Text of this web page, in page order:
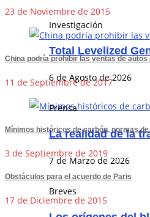
Investigación
Total Levelized
6 de Agosto de 2026
Prensa
La realidad de la
7 de Marzo de 2026
Breves
23 de Noviembre de 2015
China podría prohibir las ventas de
11 de Septiembre de 2017
Mínimos históricos de carbón, normas
3 de Septiembre de 2019
Obstáculos para el acuerdo de Paris
17 de Diciembre de 2015